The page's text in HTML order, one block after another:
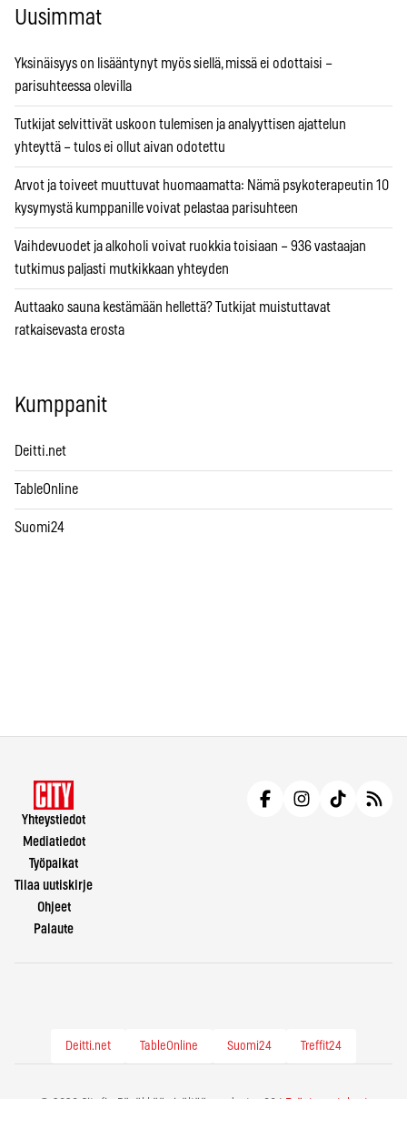
Uusimmat
Yksinäisyys on lisääntynyt myös siellä, missä ei odottaisi –
parisuhteessa olevilla
Tutkijat selvittivät uskoon tulemisen ja analyyttisen ajattelun
yhteyttä – tulos ei ollut aivan odotettu
Arvot ja toiveet muuttuvat huomaamatta: Nämä psykoterapeutin 10
kysymystä kumppanille voivat pelastaa parisuhteen
Vaihdevuodet ja alkoholi voivat ruokkia toisiaan – 936 vastaajan
tutkimus paljasti mutkikkaan yhteyden
Auttaako sauna kestämään hellettä? Tutkijat muistuttavat
ratkaisevasta erosta
Kumppanit
Deitti.net
TableOnline
Suomi24
Yhteystiedot
Mediatiedot
Työpaikat
Tilaa uutiskirje
Ohjeet
Palaute
Deitti.net TableOnline Suomi24 Treffit24